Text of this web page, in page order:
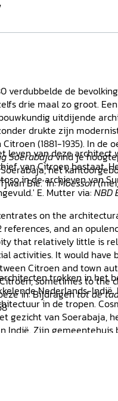
verdubbelde de
drie maal zo groot.
uitdijende
drukte zijn
(1881-1935). In de
Soerabajavind je
het
Bie.' In:Moesson
leven van deze
van Citroen bestaat.
in de archieven van
E. Mutter via: NBD
on the
references, and an
that relatively little is
activities. It would
Citroen and town
sometimes to the
in: Bijdragentot de
trokken in het
Nederlands-Indië.
in de tropen.
gezicht van Soerabaja,
Indië. Zijn
en een dubbel dak,
ontwerp, het
vensterstroken.
van Villa Tan Tjwan Bie,